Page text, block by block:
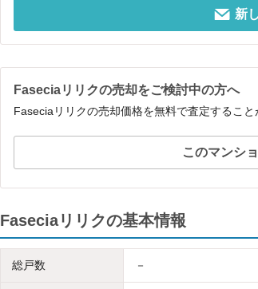
新
Faseciaリリクの売却をご検討中の方へ
Faseciaリリクの売却価格を無料で査定すること
このマンシ
Faseciaリリクの基本情報
総戸数 －